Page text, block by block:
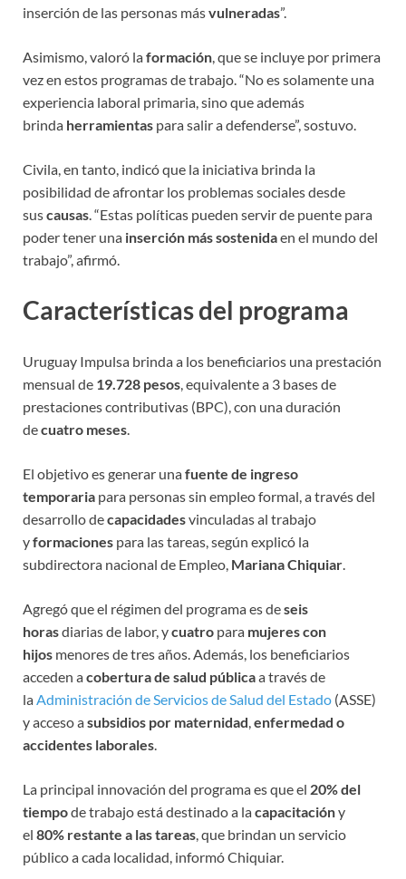
inserción de las personas másvulneradas”.
Asimismo, valoró laformación, que se incluye por primera
vez en estos programas de trabajo. “No es solamente una
experiencia laboral primaria, sino que además
brinda herramientas para salir a defenderse”, sostuvo.
Civila, en tanto, indicó que la iniciativa brinda la
posibilidad de afrontar los problemas sociales desde
suscausas. “Estas políticas pueden servir de puente para
poder tener una inserción más sostenidaen el mundo del
trabajo”, afirmó.
Características del programa
Uruguay Impulsa brinda a los beneficiarios una prestación
mensual de 19.728 pesos equivalente a 3 bases de
prestaciones contributivas (BPC), con una duración
decuatro meses
El objetivo es generar unafuente de ingreso
temporaria para personas sin empleo formal, a través del
desarrollo decapacidadesvinculadas al trabajo
yformaciones para las tareas, según explicó la
subdirectora nacional de Empleo, Mariana Chiquiar
Agregó que el régimen del programa es deseis
horasdiarias de labor, ycuatro para mujeres con
hijos menores de tres años. Además, los beneficiarios
acceden acobertura de salud públicaa través de
la Administración de Servicios de Salud del Estado (ASSE)
y acceso asubsidios por maternidad enfermedad o
accidentes laborales
La principal innovación del programa es que el 20% del
tiempode trabajo está destinado a lacapacitacióny
el 80% restante a las tareas , que brindan un servicio
público a cada localidad, informó Chiquiar.